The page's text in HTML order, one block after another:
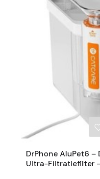
DrPhone AluPet6
Ultra-Filtratiefilter